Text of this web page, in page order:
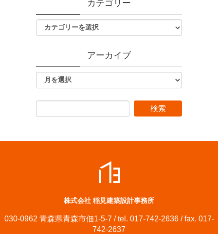
カテゴリー
アーカイブ
株式会社 稲見建築設計事務所
030-0962 青森県青森市佃1-5-7 / tel. 017-742-2636 / fax. 017-
742-2637